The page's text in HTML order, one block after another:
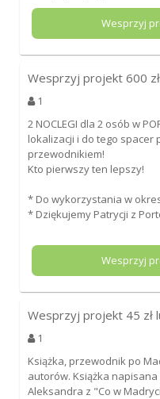
Wesprzyj
Wesprzyj projekt 600
1
2 NOCLEGI dla 2 osób w
lokalizacji i do tego spacer
przewodnikiem!
Kto pierwszy ten lepszy!
* Do wykorzystania w
* Dziękujemy Patrycji z
Wesprzyj
Wesprzyj projekt 45 zł
1
Książka, przewodnik po
autorów. Książka
Aleksandra z "Co w